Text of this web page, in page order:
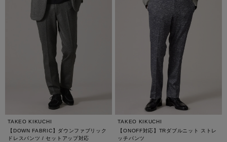
TAKEO KIKUCHI
【DOWN FABRIC】ダウンファブリック
ドレスパンツ / セットアップ対応
TAKEO KIKUCHI
【ONOFF対応】TRダブルニット ストレ
ッチパンツ